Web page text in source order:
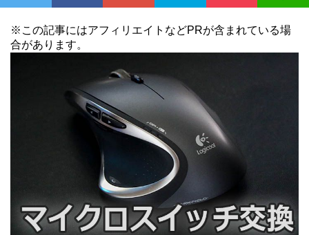
※この記事にはアフィリエイトなどPRが含まれている場
合があります。